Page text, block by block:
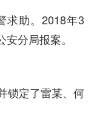
助。2018年3
分局报案。
锁定了雷某、何